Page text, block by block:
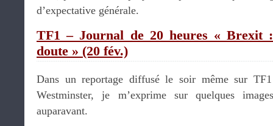
d’expectative générale.
TF1 – Journal de 20 heures « Brexit
doute » (20 fév.)
Dans un reportage diffusé le soir même sur
Westminster, je m’exprime sur quelques
auparavant.